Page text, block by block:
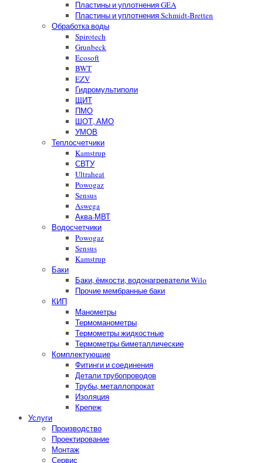
Пластины и уплотнения GEA
Пластины и уплотнения Schmidt-Bretten
Обработка воды
Spirotech
Grunbeck
Ecosoft
BWT
EZV
Гидромультиполи
ЩИТ
ПМО
ШОТ, АМО
УМОВ
Теплосчетчики
Kamstrup
СВТУ
Ultraheat
Powogaz
Sensus
Aswega
Аква-МВТ
Водосчетчики
Powogaz
Sensus
Kamstrup
Баки
Баки, ёмкости, водонагреватели Wilo
Прочие мембранные баки
КИП
Манометры
Термоманометры
Термометры жидкостные
Термометры биметаллические
Комплектующие
Фитинги и соединения
Детали трубопроводов
Трубы, металлопрокат
Изоляция
Крепеж
Услуги
Производство
Проектирование
Монтаж
Сервис